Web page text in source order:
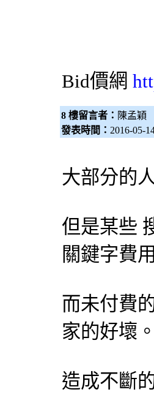
Bid價網
8 樓留言者： 陳孟穎
發表時間： 2016-05-
大部分的
但是某些
關鍵字費
而未付費
家的好壞。
造成不斷